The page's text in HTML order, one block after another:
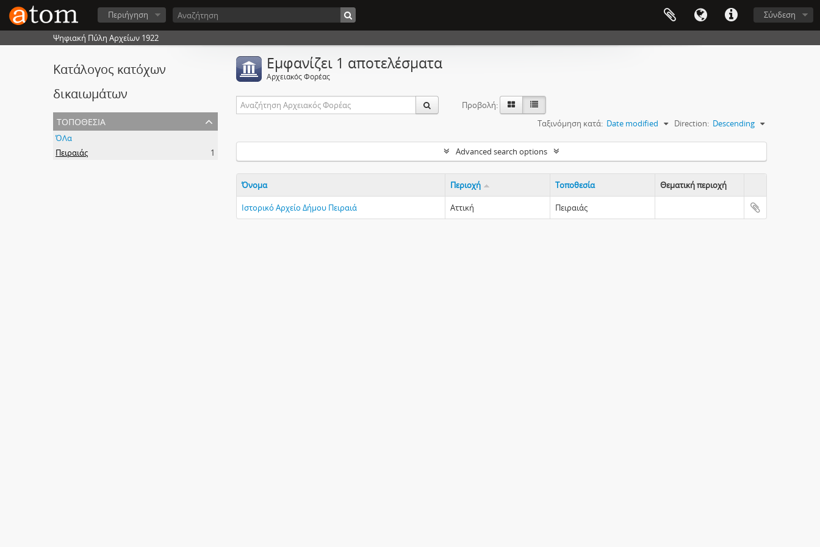
Σύνδεση
Περιήγηση
Ψηφιακή Πύλη Αρχείων 1922
Κατάλογος κατόχων
δικαιωμάτων
τοποθεσία
ΌΛα
Πειραιάς
1
Εμφανίζει 1 αποτελέσματα
Αρχειακός Φορέας
Προβολή:
Ταξινόμηση κατά: Date modified Direction: Descending
Advanced search options
Όνομα Περιοχή Τοποθεσία
Θεματική περιοχή
Clipboard
Ιστορικό Αρχείο Δήμου Πειραιά
Αττική Πειραιάς